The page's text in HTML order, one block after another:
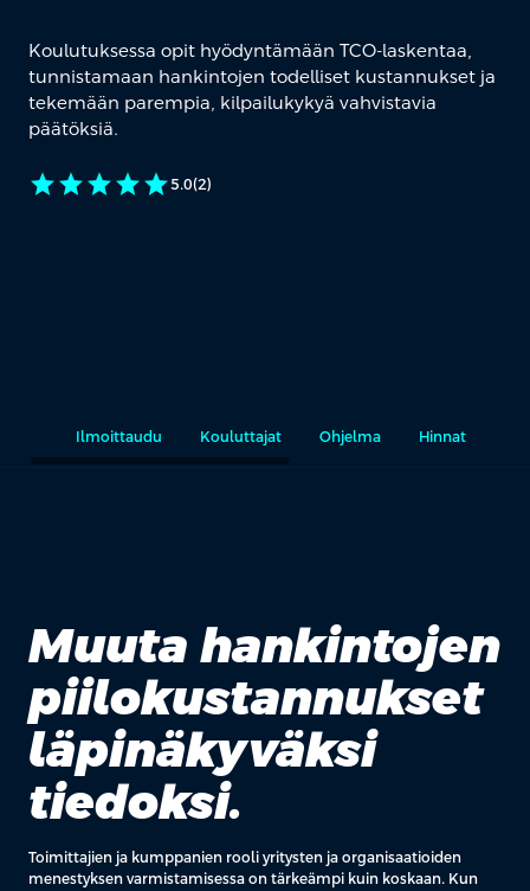
Koulutuksessa opit hyödyntämään TCO-laskentaa,
tunnistamaan hankintojen todelliset kustannukset ja
tekemään parempia, kilpailukykyä vahvistavia
päätöksiä.
starstarstarstarstar5.0(2)
Ilmoittaudu Kouluttajat Ohjelma Hinnat
Muuta hankintojen
piilokustannukset
läpinäkyväksi
tiedoksi.
Toimittajien ja kumppanien rooli yritysten ja organisaatioiden
menestyksen varmistamisessa on tärkeämpi kuin koskaan. Kun